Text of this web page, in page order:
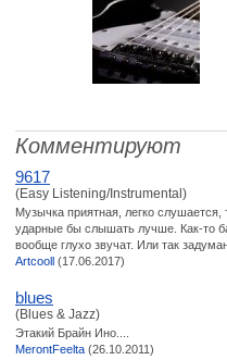
Комментируют
9617
(Easy Listening/Instrumental)
Музычка приятная, легко слушается,
ударные бы слышать лучше. Как-то
вообще глухо звучат. Или так
Artcooll (17.06.2017)
blues
(Blues & Jazz)
Этакий Брайн Ино....
MerontFeelta (26.10.2011)